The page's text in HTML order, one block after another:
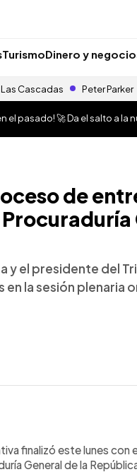
TurismoDinero y
Las Cascadas Peter Parker
el pasado! 🚀 Da el salto a la
de
y el presidente del
la sesión plenaria
finalizó este lunes con
General de la